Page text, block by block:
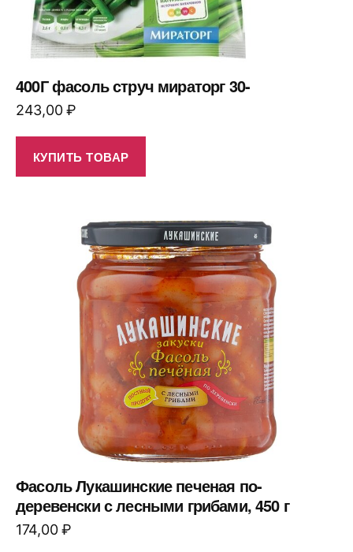
400Г фасоль струч мираторг 30-
243,00₽
КУПИТЬ ТОВАР
Фасоль Лукашинские печеная по-
деревенски с лесными грибами, 450 г
174,00₽